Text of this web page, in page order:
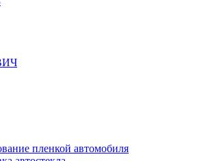
пленкой автомобиля